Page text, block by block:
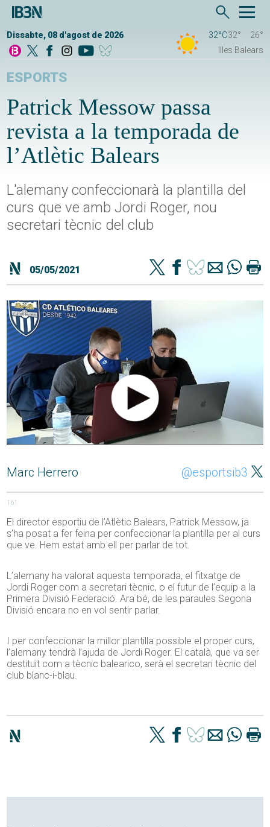
Dissabte, 08 d'agost de 2026 32°C32°
26°
Illes Balears
ESPORTS
Patrick Messow passa
revista a la temporada de
l’Atlètic Balears
L'alemany confeccionarà la plantilla del
curs que ve amb Jordi Roger, nou
secretari tècnic del club
05/05/2021
Marc Herrero @esportsib3
161
El director esportiu de l’Atlètic Balears, Patrick Messow, ja
s’ha posat a fer feina per confeccionar la plantilla per al curs
que ve. Hem estat amb ell per parlar de tot.
L’alemany ha valorat aquesta temporada, el fitxatge de
Jordi Roger com a secretari tècnic, o el futur de l’equip a la
Primera Divisió Federació. Ara bé, de les paraules Segona
Divisió encara no en vol sentir parlar.
I per confeccionar la millor plantilla possible el proper curs,
l’alemany tendrà l’ajuda de Jordi Roger. El català, que va ser
destituït com a tècnic balearico, serà el secretari tècnic del
club blanc-i-blau.